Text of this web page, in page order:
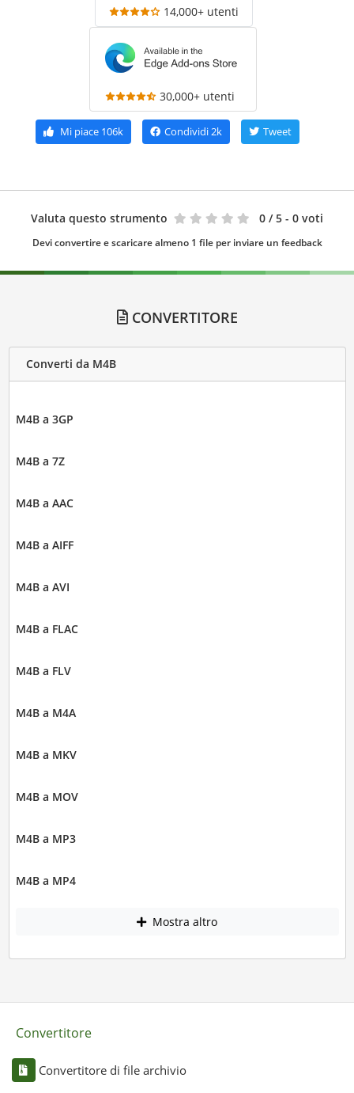
14,000+ utenti
30,000+ utenti
Mi piace 106k Condividi2k Tweet
Valuta questo strumento 0 / 5 - 0 voti
Devi convertire e scaricare almeno 1 file per inviare un feedback
CONVERTITORE
Converti da M4B
M4B a 3GP
M4B a 7Z
M4B a AAC
M4B a AIFF
M4B a AVI
M4B a FLAC
M4B a FLV
M4B a M4A
M4B a MKV
M4B a MOV
M4B a MP3
M4B a MP4
Mostra altro
Convertitore
Convertitore di file archivio